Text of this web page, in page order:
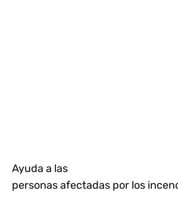
Ayuda a las
personas afectadas por los